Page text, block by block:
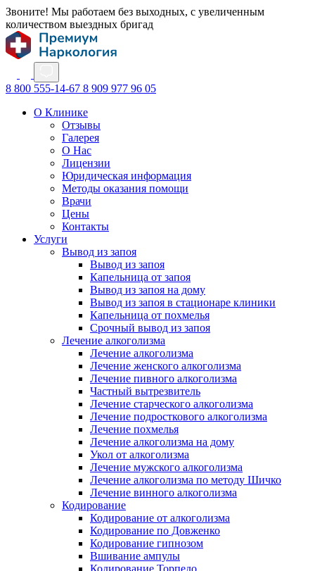
Звоните! Мы работаем без выходных, с увеличенным
количеством выездных бригад
8 800 555-14-67 8 909 977 96 05
О Клинике
Отзывы
Галерея
О Нас
Лицензии
Юридическая информация
Методы оказания помощи
Врачи
Цены
Контакты
Услуги
Вывод из запоя
Вывод из запоя
Капельница от запоя
Вывод из запоя на дому
Вывод из запоя в стационаре клиники
Капельница от похмелья
Срочный вывод из запоя
Лечение алкоголизма
Лечение алкоголизма
Лечение женского алкоголизма
Лечение пивного алкоголизма
Частный вытрезвитель
Лечение старческого алкоголизма
Лечение подросткового алкоголизма
Лечение похмелья
Лечение алкоголизма на дому
Укол от алкоголизма
Лечение мужского алкоголизма
Лечение алкоголизма по методу Шичко
Лечение винного алкоголизма
Кодирование
Кодирование от алкоголизма
Кодирование по Довженко
Кодирование гипнозом
Вшивание ампулы
Кодирование Торпедо